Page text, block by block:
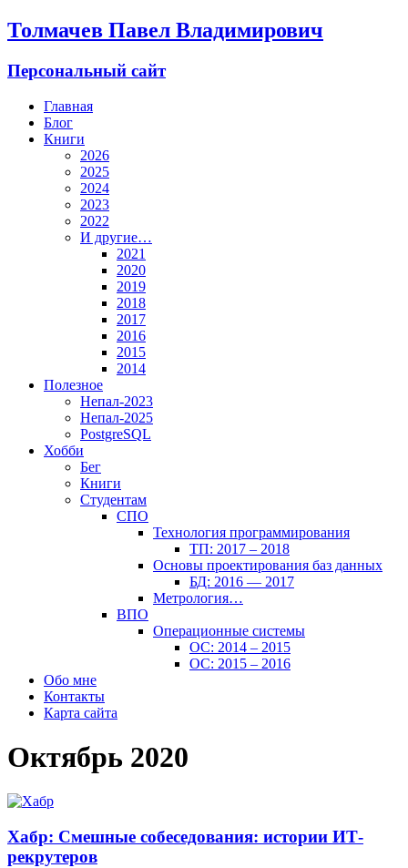
Толмачев Павел Владимирович
Персональный сайт
Главная
Блог
Книги
2026
2025
2024
2023
2022
И другие…
2021
2020
2019
2018
2017
2016
2015
2014
Полезное
Непал-2023
Непал-2025
PostgreSQL
Хобби
Бег
Книги
Студентам
СПО
Технология программирования
ТП: 2017 – 2018
Основы проектирования баз данных
БД: 2016 — 2017
Метрология…
ВПО
Операционные системы
ОС: 2014 – 2015
ОС: 2015 – 2016
Обо мне
Контакты
Карта сайта
Октябрь 2020
Хабр: Смешные собеседования: истории ИТ-
рекрутеров